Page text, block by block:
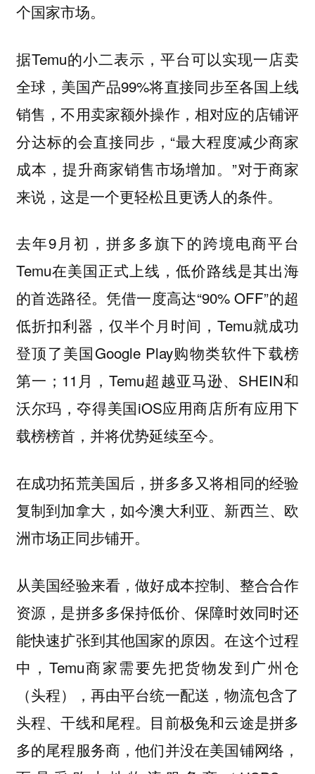
个国家市场。
据Temu的小二表示，平台可以实现一店卖
全球，美国产品99%将直接同步至各国上线
销售，不用卖家额外操作，相对应的店铺评
分达标的会直接同步，“最大程度减少商家
成本，提升商家销售市场增加。”对于商家
来说，这是一个更轻松且更诱人的条件。
去年9月初，拼多多旗下的跨境电商平台
Temu在美国正式上线，低价路线是其出海
的首选路径。凭借一度高达“90% OFF”的超
低折扣利器，仅半个月时间，Temu就成功
登顶了美国Google Play购物类软件下载榜
第一；11月，Temu超越亚马逊、SHEIN和
沃尔玛，夺得美国iOS应用商店所有应用下
载榜榜首，并将优势延续至今。
在成功拓荒美国后，拼多多又将相同的经验
复制到加拿大，如今澳大利亚、新西兰、欧
洲市场正同步铺开。
从美国经验来看，做好成本控制、整合合作
资源，是拼多多保持低价、保障时效同时还
能快速扩张到其他国家的原因。在这个过程
中，Temu商家需要先把货物发到广州仓
（头程），再由平台统一配送，物流包含了
头程、干线和尾程。目前极兔和云途是拼多
多的尾程服务商，他们并没在美国铺网络，